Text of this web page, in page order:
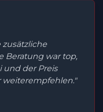
zusätzliche
Beratung war top,
und der Preis
weiterempfehlen."